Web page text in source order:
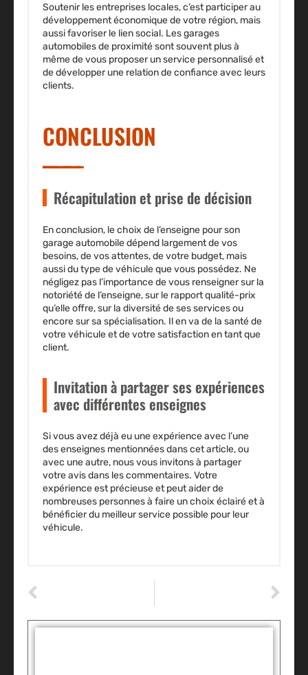
Soutenir les entreprises locales, c’est participer au
développement économique de votre région, mais
aussi favoriser le lien social. Les garages
automobiles de proximité sont souvent plus à
même de vous proposer un service personnalisé et
de développer une relation de confiance avec leurs
clients.
CONCLUSION
Récapitulation et prise de décision
En conclusion, le choix de l’enseigne pour son
garage automobile dépend largement de vos
besoins, de vos attentes, de votre budget, mais
aussi du type de véhicule que vous possédez. Ne
négligez pas l’importance de vous renseigner sur la
notoriété de l’enseigne, sur le rapport qualité-prix
qu’elle offre, sur la diversité de ses services ou
encore sur sa spécialisation. Il en va de la santé de
votre véhicule et de votre satisfaction en tant que
client.
Invitation à partager ses expériences
avec différentes enseignes
Si vous avez déjà eu une expérience avec l’une
des enseignes mentionnées dans cet article, ou
avec une autre, nous vous invitons à partager
votre avis dans les commentaires. Votre
expérience est précieuse et peut aider de
nombreuses personnes à faire un choix éclairé et à
bénéficier du meilleur service possible pour leur
véhicule.